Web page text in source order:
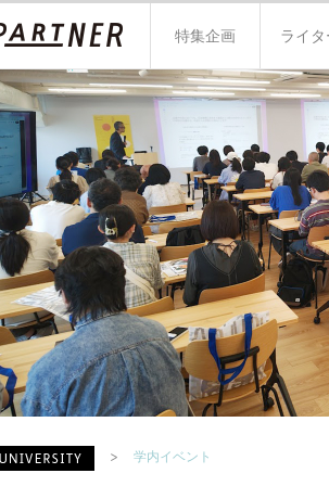
特集企画 ライタ
学内イベント